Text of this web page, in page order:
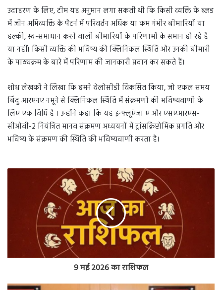
उदाहरण के लिए, टीम यह अनुमान लगा सकती थी कि किसी व्यक्ति के ब्लड
में जीन अभिव्यक्ति के पैटर्न में परिवर्तन अधिक या कम गंभीर बीमारियों या
हल्की, स्व-समाधान करने वाली बीमारियों के परिणामों के समान हो रहे हैं
या नहीं। किसी व्यक्ति की भविष्य की क्लिनिकल स्थिति और उनकी बीमारी
के पाठ्यक्रम के बारे में परिणाम की जानकारी प्रदान कर सकते हैं।
शोध लेखकों ने लिखा कि हमने वेलोसीडी विकसित किया, जो एकल समय
बिंदु आरएनए नमूने से क्लिनिकल स्थिति में संक्रमणों की भविष्यवाणी के
लिए एक विधि है । उन्होंने कहा कि यह इन्फ्लूएंजा ए और एसएआरएस-
सीओवी-2 नियंत्रित मानव संक्रमण अध्ययनों में ट्रांसक्रिप्टोमिक प्रगति और
भविष्य के संक्रमण की स्थिति की भविष्यवाणी करता है।
9 मई 2026 का राशिफल